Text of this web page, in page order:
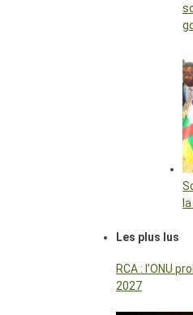
Les plus lus
RCA : l’ONU
2027